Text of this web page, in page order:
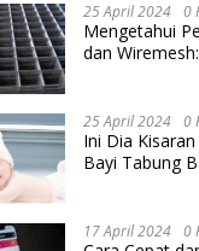
25 April 2024 0
Mengetahui
dan
25 April 2024 0
Ini Dia
Bayi Tabung
17 April 2024 0